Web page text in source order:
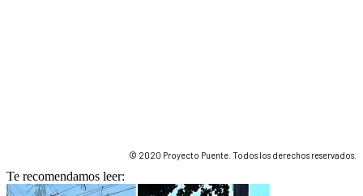
© 2020 Proyecto Puente. Todos los derechos reservados.
Te recomendamos leer: